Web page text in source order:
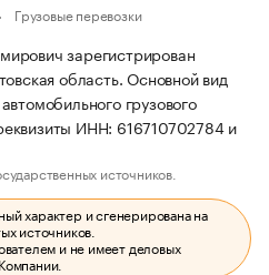
Грузовые перевозки
зарегистрирован
область. Основной вид
грузового
ИНН: 616710702784 и
источников.
характер и сгенерирована на
источников.
и не имеет деловых